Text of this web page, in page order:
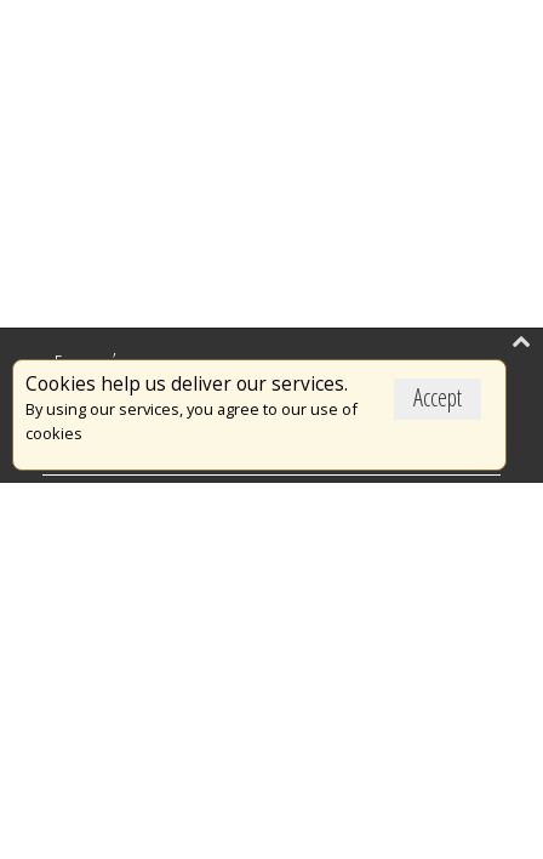
Accept
Cookies help us deliver our services.
By using our services, you agree to our use of
cookies
Επικαιρότητα
Το Πυροσβεστικό Σώμα